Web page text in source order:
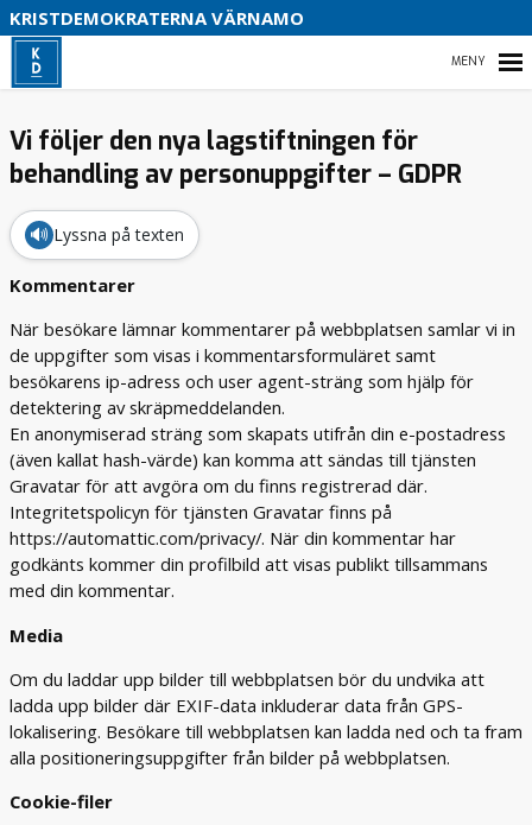
KRISTDEMOKRATERNA VÄRNAMO
STARTSIDA
OM OSS
KONTAKTA OSS
VAL
Vi följer den nya lagstiftningen för
behandling av personuppgifter – GDPR
🔊 Lyssna på texten
Kommentarer
När besökare lämnar kommentarer på webbplatsen samlar vi in
de uppgifter som visas i kommentarsformuläret samt
besökarens ip-adress och user agent-sträng som hjälp för
detektering av skräpmeddelanden.
En anonymiserad sträng som skapats utifrån din e-postadress
(även kallat hash-värde) kan komma att sändas till tjänsten
Gravatar för att avgöra om du finns registrerad där.
Integritetspolicyn för tjänsten Gravatar finns på
https://automattic.com/privacy/. När din kommentar har
godkänts kommer din profilbild att visas publikt tillsammans
med din kommentar.
Media
Om du laddar upp bilder till webbplatsen bör du undvika att
ladda upp bilder där EXIF-data inkluderar data från GPS-
lokalisering. Besökare till webbplatsen kan ladda ned och ta fram
alla positioneringsuppgifter från bilder på webbplatsen.
Cookie-filer